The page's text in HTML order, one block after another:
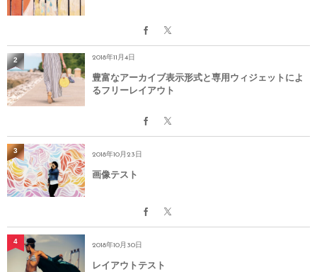
2018年11月4日
豊富なアーカイブ表示形式と専用ウィジェットによ
るフリーレイアウト
2
2018年10月23日
画像テスト
3
2018年10月30日
レイアウトテスト
4